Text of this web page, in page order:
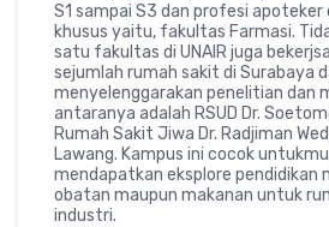
S1 sampai S3 dan profesi
khusus yaitu, fakultas Farmasi.
satu fakultas di UNAIR juga
sejumlah rumah sakit di Surabaya
menyelenggarakan penelitian dan
antaranya adalah RSUD Dr.
Rumah Sakit Jiwa Dr. Radjiman
Lawang. Kampus ini cocok
mendapatkan eksplore pendidikan
obatan maupun makanan untuk
industri.